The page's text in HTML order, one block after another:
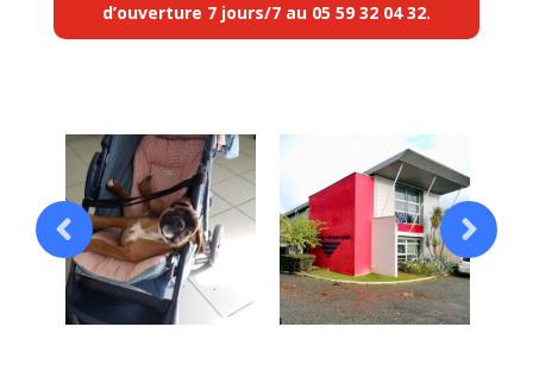
d’ouverture 7 jours/7 au 05 59 32 04 32.